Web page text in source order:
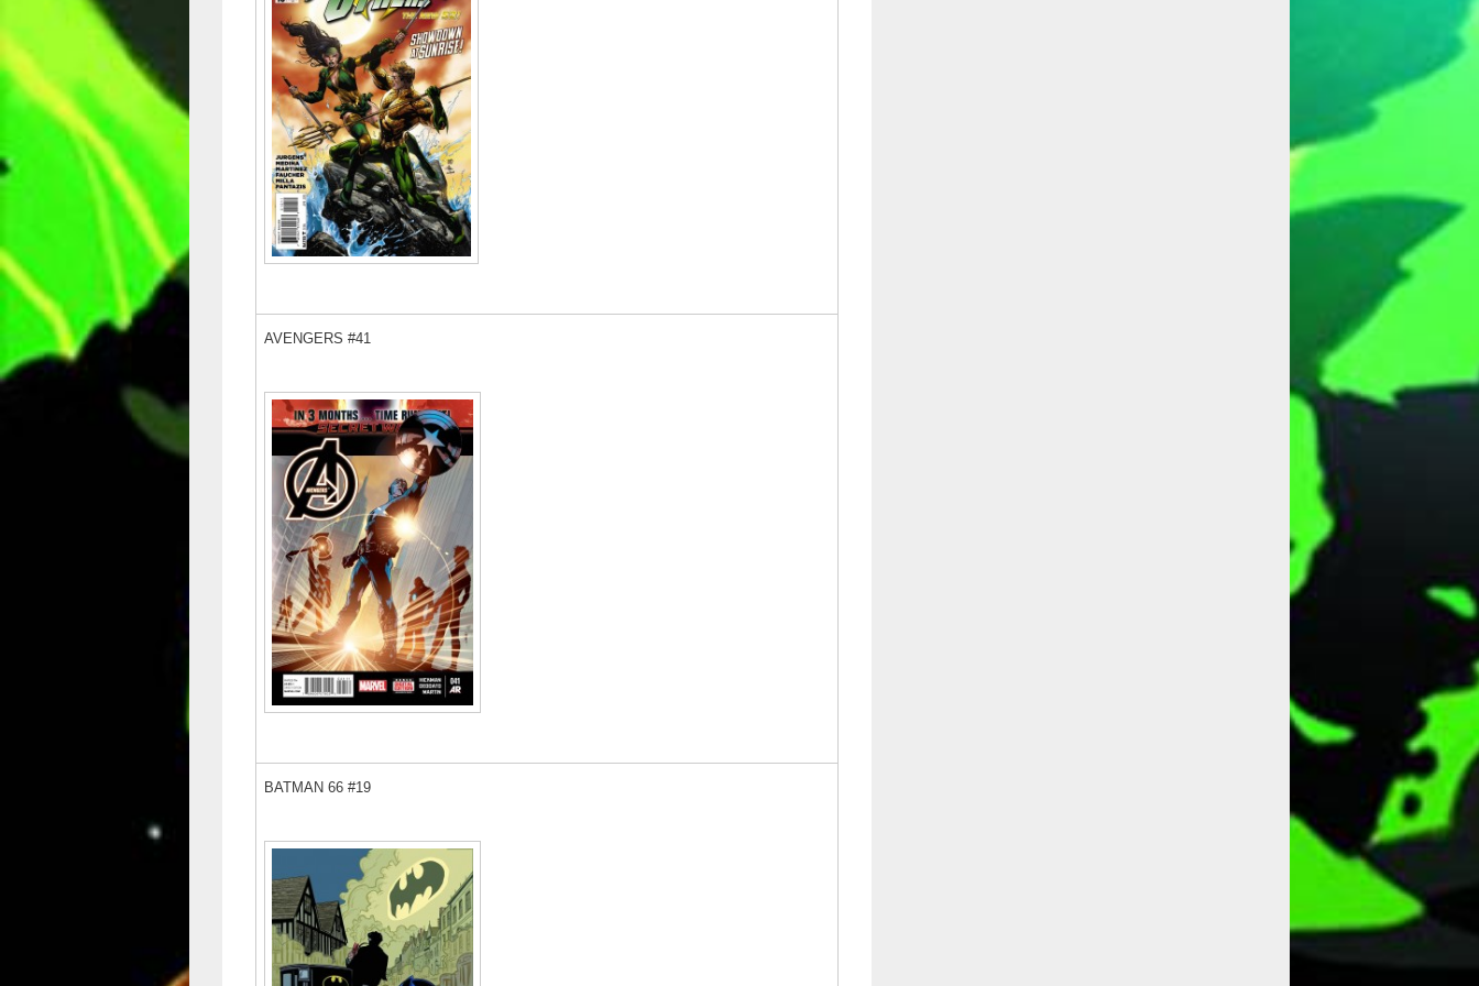
AVENGERS #41
BATMAN 66 #19